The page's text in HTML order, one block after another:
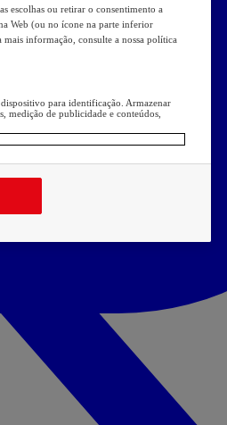
escolhas ou retirar o consentimento a
Web (ou no ícone na parte inferior
mais informação, consulte a nossa política
para identificação. Armazenar
medição de publicidade e conteúdos,